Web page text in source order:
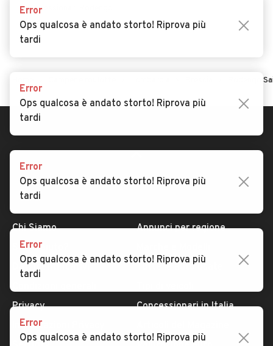
Concessionari Rodengo
Saiano
Rodengo
Chi Siamo
Serve aiuto?
Dati identificativi
Privacy
Impostazioni Privacy
Annunci per regione
Tutte le auto usate
Concessionari in Italia
Error
Ops qualcosa è andato storto! Riprova più
tardi
Error
Ops qualcosa è andato storto! Riprova più
tardi
Error
Ops qualcosa è andato storto! Riprova più
tardi
Error
Ops qualcosa è andato storto! Riprova più
tardi
Error
Ops qualcosa è andato storto! Riprova più